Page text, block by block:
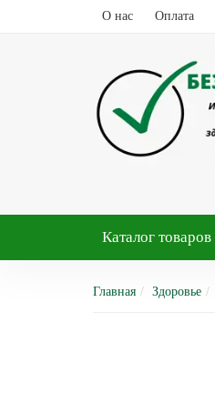
О нас Оплата
Каталог товаров
Главная Здоровье